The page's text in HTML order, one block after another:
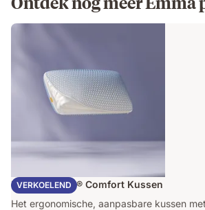
VERKOELEND
Emma AirGrid® Comfort Kussen
Het ergonomische, aanpasbare kussen